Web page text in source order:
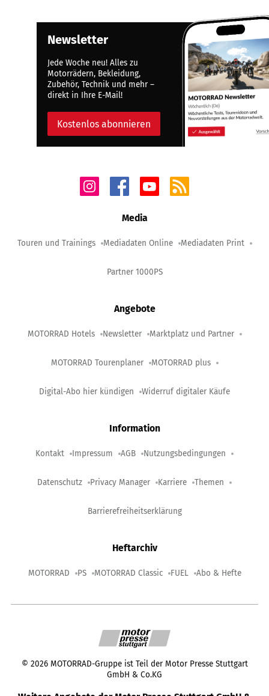
Newsletter
Jede Woche neu! Alles zu
Motorrädern, Bekleidung,
Zubehör, Technik und mehr –
direkt in Ihre E-Mail!
Kostenlos abonnieren
Media
Touren und Trainings Mediadaten Online Mediadaten Print
Partner 1000PS
Angebote
MOTORRAD Hotels Newsletter Marktplatz und Partner
MOTORRAD Tourenplaner MOTORRAD plus
Digital-Abo hier kündigen Widerruf digitaler Käufe
Information
Kontakt Impressum AGB Nutzungsbedingungen
Datenschutz Privacy Manager Karriere Themen
Barrierefreiheitserklärung
Heftarchiv
MOTORRAD PS MOTORRAD Classic FUEL Abo & Hefte
© 2026 MOTORRAD-Gruppe ist Teil der Motor Presse Stuttgart
GmbH & Co.KG